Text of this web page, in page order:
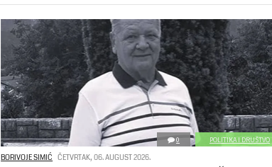
0 POLITIKA I DRUŠTVO
BORIVOJE SIMIĆ ČETVRTAK, 06. AUGUST 2026.